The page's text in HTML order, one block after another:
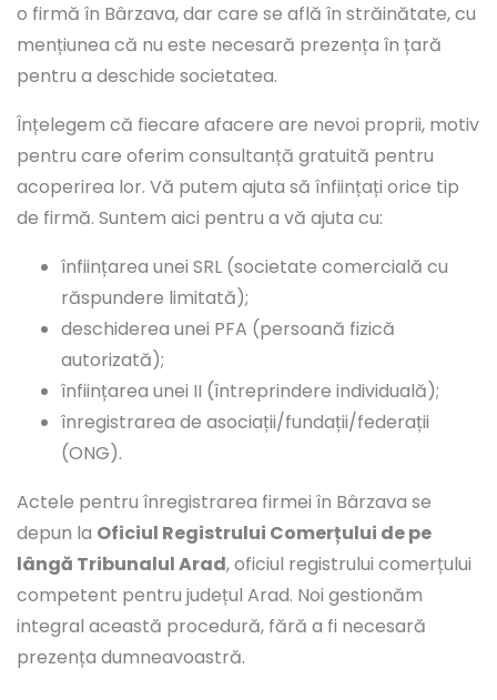
o firmă în Bârzava, dar care se află în străinătate, cu
mențiunea că nu este necesară prezența în țară
pentru a deschide societatea.
Înțelegem că fiecare afacere are nevoi proprii, motiv
pentru care oferim consultanță gratuită pentru
acoperirea lor. Vă putem ajuta să înființați orice tip
de firmă. Suntem aici pentru a vă ajuta cu:
înființarea unei SRL (societate comercială cu
răspundere limitată);
deschiderea unei PFA (persoană fizică
autorizată);
înființarea unei II (întreprindere individuală);
înregistrarea de asociații/fundații/federații
(ONG).
Actele pentru înregistrarea firmei în Bârzava se
depun la Oficiul Registrului Comerțului de pe
lângă Tribunalul Arad, oficiul registrului comerțului
competent pentru județul Arad. Noi gestionăm
integral această procedură, fără a fi necesară
prezența dumneavoastră.